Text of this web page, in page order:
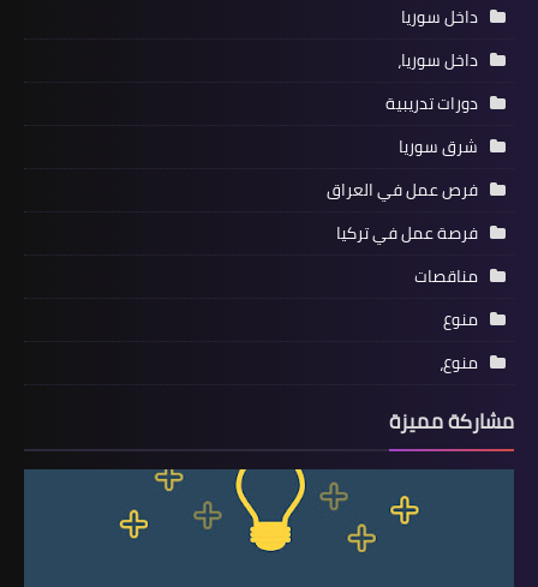
داخل سوريا
داخل سوريا،
دورات تدريبية
شرق سوريا
فرص عمل في العراق
فرصة عمل في تركيا
مناقصات
منوع
منوع،
مشاركة مميزة